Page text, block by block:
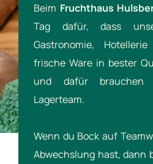
Beim Fruchthaus
Tag dafür, dass
Gastronomie,
frische Ware in bester
und dafür
Lagerteam.
Wenn du Bock auf
Abwechslung hast, dann